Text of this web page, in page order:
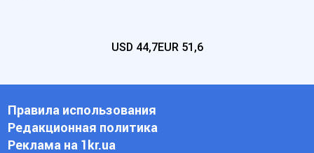
USD 44,7EUR 51,6
Правила использования
Редакционная политика
Реклама на 1kr.ua